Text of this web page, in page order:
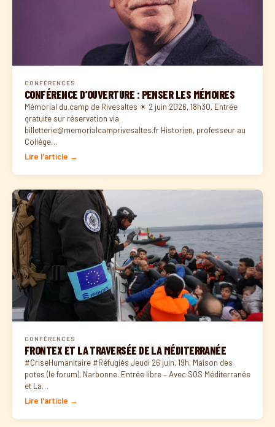
CONFÉRENCES
CONFÉRENCE D’OUVERTURE : PENSER LES MÉMOIRES
Mémorial du camp de Rivesaltes ☀ 2 juin 2026, 18h30. Entrée
gratuite sur réservation via
billetterie@memorialcamprivesaltes.fr Historien, professeur au
Collège…
Lire l'article →
CONFÉRENCES
FRONTEX ET LA TRAVERSÉE DE LA MÉDITERRANÉE
#CriseHumanitaire #Réfugiés Jeudi 26 juin, 19h, Maison des
potes (le forum), Narbonne. Entrée libre – Avec SOS Méditerranée
et La…
Lire l'article →